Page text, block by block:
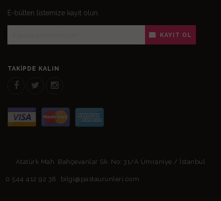
E-bülten listemize kayıt olun.
KAYIT OL
TAKIPDE KALIN
Atatürk Mah. Bahçevanlar Sk. No: 31/A Ümraniye / İstanbul
0 544 412 92 38 bilgi@pastaurunleri.com